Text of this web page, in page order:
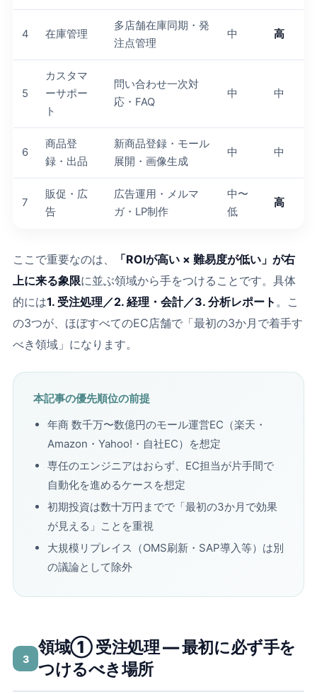
4 在庫管理
多店舗在庫同期・発
注点管理
中 高
5
カスタマ
ーサポー
ト
問い合わせ一次対
応・FAQ
中 中
6
商品登
録・出品
新商品登録・モール
展開・画像生成
中 中
7
販促・広
告
広告運用・メルマ
ガ・LP制作
中〜
低
高
ここで重要なのは、
「ROIが高い × 難易度が低い」が右
上に来る象限に並ぶ領域から手をつけることです。具体
的には1. 受注処理／2. 経理・会計／3. 分析レポート 。こ
の3つが、ほぼすべてのEC店舗で「最初の3か月で着手す
べき領域」になります。
本記事の優先順位の前提
年商 数千万〜数億円のモール運営EC（楽天・
Amazon・Yahoo!・自社EC）を想定
専任のエンジニアはおらず、EC担当が片手間で
自動化を進めるケースを想定
初期投資は数十万円までで「最初の3か月で効果
が見える」ことを重視
大規模リプレイス（OMS刷新・SAP導入等）は別
の議論として除外
3
領域① 受注処理 ― 最初に必ず手を
つけるべき場所